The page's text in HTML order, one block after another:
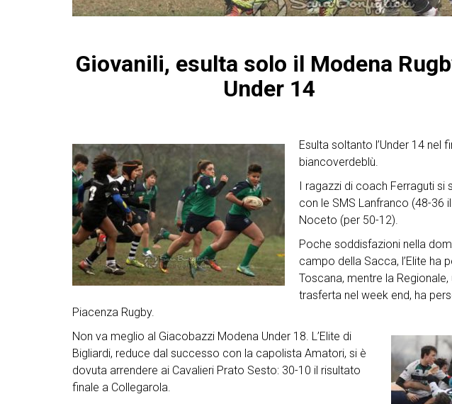
Giovanili, esulta solo il Modena
Under 14
Esulta soltanto l’Under 14 nel
biancoverdeblù.
I ragazzi di coach Ferraguti
con le SMS Lanfranco (48-36
Noceto (per 50-12).
Poche soddisfazioni nella
campo della Sacca, l’Elite ha
Toscana, mentre la
trasferta nel week end, ha
Piacenza Rugby.
Non va meglio al Giacobazzi Modena Under 18. L’Elite di
Bigliardi, reduce dal successo con la capolista Amatori, si è
dovuta arrendere ai Cavalieri Prato Sesto: 30-10 il risultato
finale a Collegarola.